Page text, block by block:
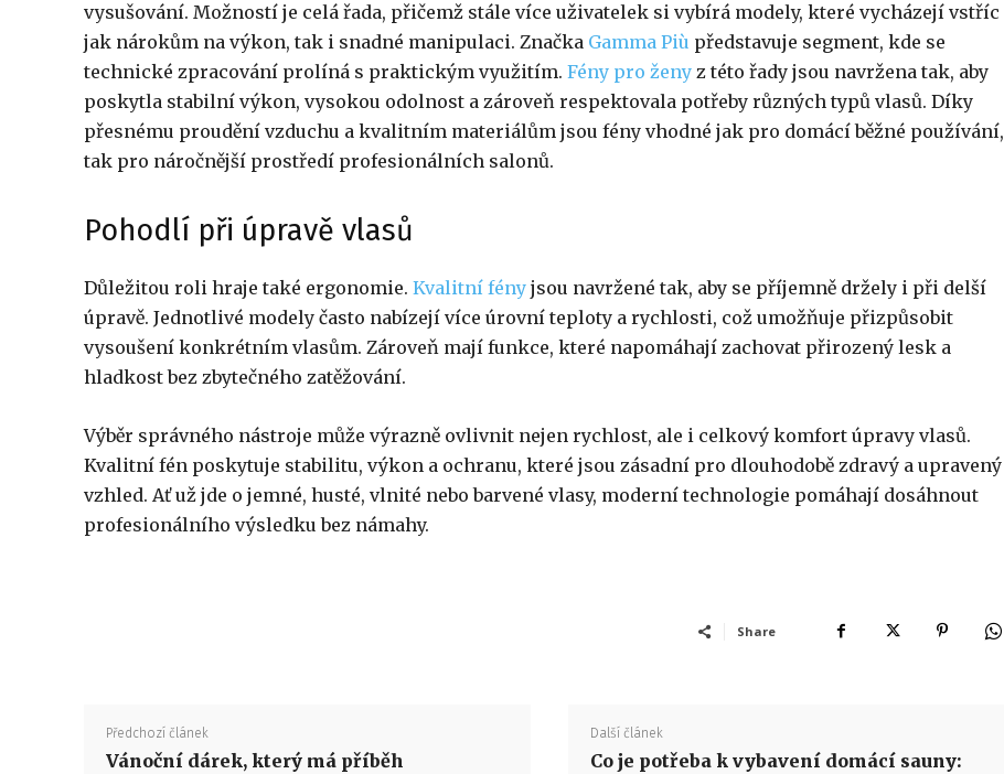
vysušování. Možností je celá řada, přičemž stále více uživatelek si vybírá modely, které vycházejí vstříc
jak nárokům na výkon, tak i snadné manipulaci. Značka Gamma Più představuje segment, kde se
technické zpracování prolíná s praktickým využitím. Fény pro ženy z této řady jsou navržena tak, aby
poskytla stabilní výkon, vysokou odolnost a zároveň respektovala potřeby různých typů vlasů. Díky
přesnému proudění vzduchu a kvalitním materiálům jsou fény vhodné jak pro domácí běžné používání,
tak pro náročnější prostředí profesionálních salonů.
Pohodlí při úpravě vlasů
Důležitou roli hraje také ergonomie. Kvalitní fény jsou navržené tak, aby se příjemně držely i při delší
úpravě. Jednotlivé modely často nabízejí více úrovní teploty a rychlosti, což umožňuje přizpůsobit
vysoušení konkrétním vlasům. Zároveň mají funkce, které napomáhají zachovat přirozený lesk a
hladkost bez zbytečného zatěžování.
Výběr správného nástroje může výrazně ovlivnit nejen rychlost, ale i celkový komfort úpravy vlasů.
Kvalitní fén poskytuje stabilitu, výkon a ochranu, které jsou zásadní pro dlouhodobě zdravý a upravený
vzhled. Ať už jde o jemné, husté, vlnité nebo barvené vlasy, moderní technologie pomáhají dosáhnout
profesionálního výsledku bez námahy.
Share
Předchozí článek
Vánoční dárek, který má příběh
Další článek
Co je potřeba k vybavení domácí sauny: